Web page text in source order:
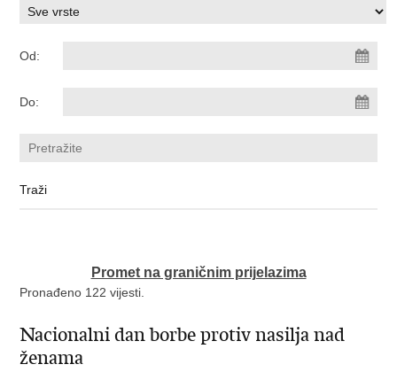
Od:
Do:
Promet na graničnim prijelazima
Pronađeno 122 vijesti.
Nacionalni dan borbe protiv nasilja nad
ženama